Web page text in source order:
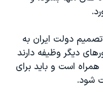
دولت ایران به
دیگر وظیفه دارند
است و باید برای
شود.